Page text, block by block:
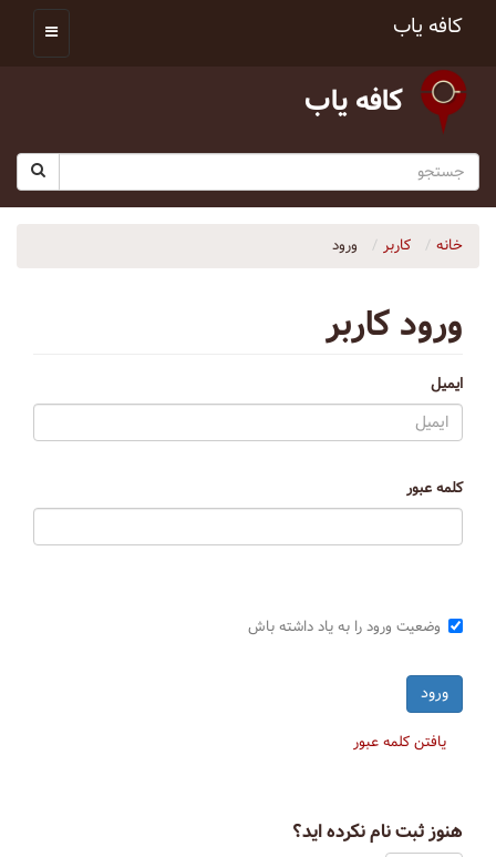
کافه یاب
کافه یاب
خانه کاربر ورود
ورود کاربر
ایمیل
کلمه عبور
وضعیت ورود را به یاد داشته باش
یافتن کلمه عبور
هنوز ثبت نام نکرده اید؟